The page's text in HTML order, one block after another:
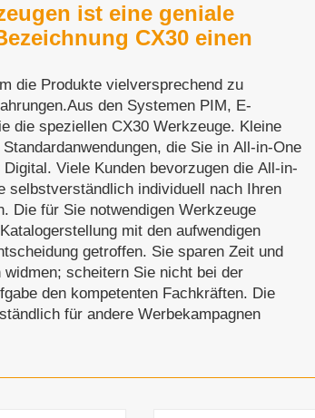
ist eine geniale
CX30 einen
die Produkte vielversprechend zu
den Systemen PIM, E-
die speziellen CX30 Werkzeuge. Kleine
die Sie in All-in-One
Viele Kunden bevorzugen die All-in-
selbstverständlich individuell nach Ihren
Die für Sie notwendigen Werkzeuge
mit den aufwendigen
getroffen. Sie sparen Zeit und
scheitern Sie nicht bei der
den kompetenten Fachkräften. Die
für andere Werbekampagnen